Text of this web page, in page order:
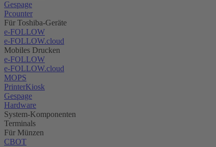
Gespage
Pcounter
Für Toshiba-Geräte
e-FOLLOW
e-FOLLOW.cloud
Mobiles Drucken
e-FOLLOW
e-FOLLOW.cloud
MOPS
PrinterKiosk
Gespage
Hardware
System-Komponenten
Terminals
Für Münzen
CBOT